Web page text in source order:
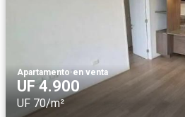
Apartamento·en venta
UF 4.900
UF 70/m²